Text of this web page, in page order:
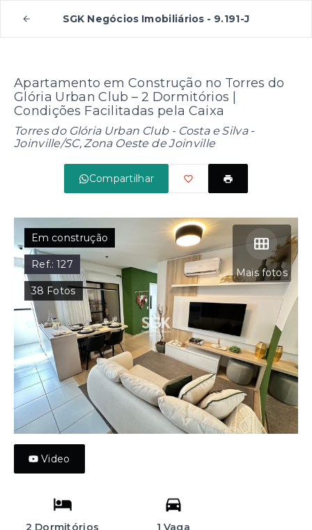
SGK Negócios Imobiliários - 9.191-J
Apartamento em Construção no Torres do
Glória Urban Club – 2 Dormitórios |
Condições Facilitadas pela Caixa
Torres do Glória Urban Club - Costa e Silva -
Joinville/SC, Zona Oeste de Joinville
Compartilhar
Mais fotos
Em construção
Ref.:127
38 Fotos
Video
2 Dormitórios 1 Vaga